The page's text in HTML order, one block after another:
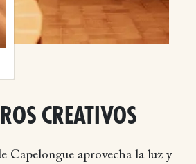
CREATIVOS
Capelongue aprovecha la luz y